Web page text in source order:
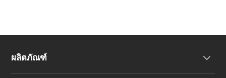
ผลิตภัณฑ์